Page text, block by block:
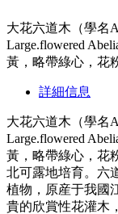
大花六道木（學名
Large.flowered
黃，略帶綠心，花
詳細信息
大花六道木（學名
Large.flowered
黃，略帶綠心，花
北可露地培育。六
植物，原産于我國
貴的欣賞性花灌木